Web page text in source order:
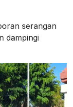
serangan
dampingi